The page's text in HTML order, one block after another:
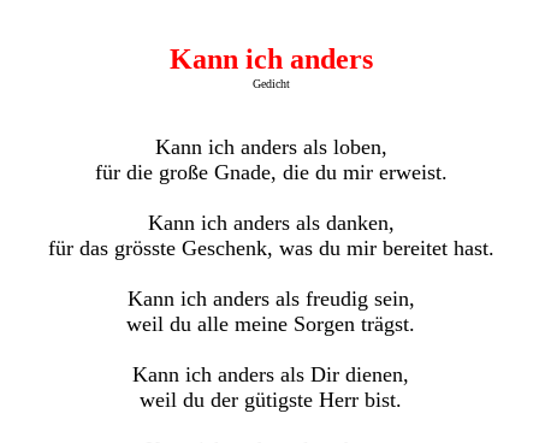
Kann ich anders
Gedicht
Kann ich anders als loben,
für die große Gnade, die du mir erweist.
Kann ich anders als danken,
für das grösste Geschenk, was du mir bereitet hast.
Kann ich anders als freudig sein,
weil du alle meine Sorgen trägst.
Kann ich anders als Dir dienen,
weil du der gütigste Herr bist.